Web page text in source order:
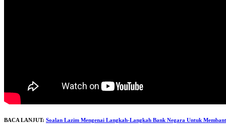
BACA LANJUT: Soalan Lazim Mengenai Langkah-Langkah Bank Negara Untuk